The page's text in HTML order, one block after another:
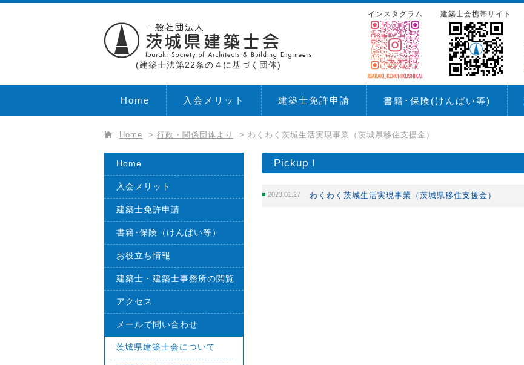
(建築士法第22条の４に基づく団体)
建築士会携帯サイト
インスタグラム
Home 入会メリット 建築士免許申請 書籍･保険(けんばい等)
Home > 行政・関係団体より > わくわく茨城生活実現事業（茨城県移住支援金）
Pickup！
2023.01.27 わくわく茨城生活実現事業（茨城県移住支援金）
Home
入会メリット
建築士免許申請
書籍･保険（けんばい等）
お役立ち情報
建築士・建築士事務所の閲覧
アクセス
メールで問い合わせ
茨城県建築士会について